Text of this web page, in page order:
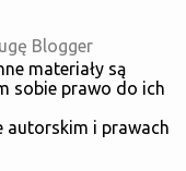
Blogger
materiały są
sobie prawo do ich
autorskim i prawach